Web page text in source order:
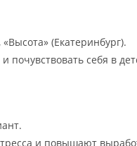
(Екатеринбург).
себя в
и повышают